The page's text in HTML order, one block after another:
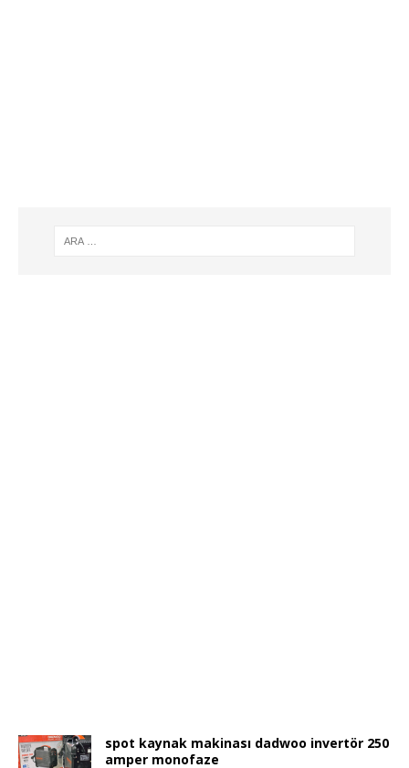
spot kaynak makinası dadwoo invertör 250
amper monofaze